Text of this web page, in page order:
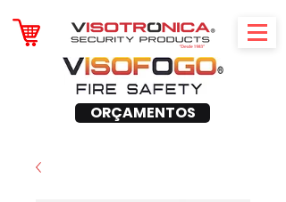
ORÇAMENTOS